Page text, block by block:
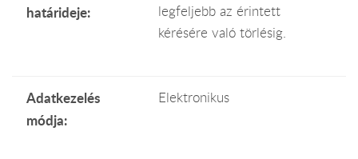
határideje:
legfeljebb az érintett
kérésére való törlésig.
Adatkezelés
módja:
Elektronikus